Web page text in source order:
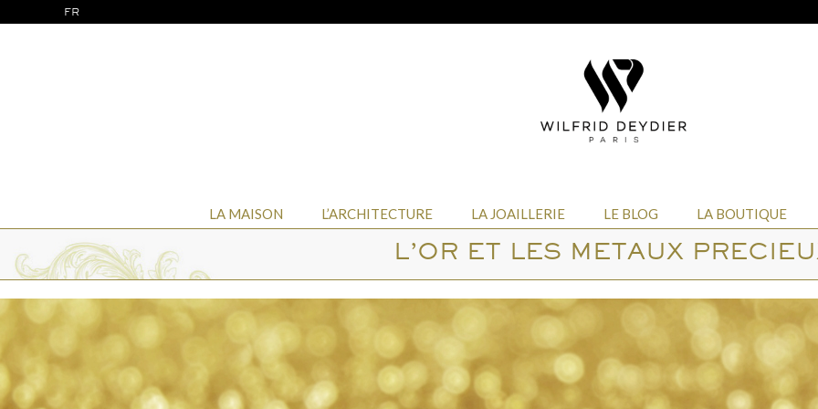
FR
LA MAISON L’ARCHITECTURE LA JOAILLERIE LE BLOG LA BOUTIQUE
L’OR ET LES METAUX